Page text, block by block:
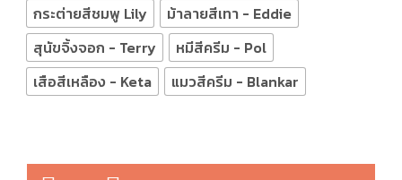
กระต่ายสีชมพู Lily
ม้าลายสีเทา - Eddie
สุนัขจิ้งจอก - Terry
หมีสีครีม - Pol
เสือสีเหลือง - Keta
แมวสีครีม - Blankar